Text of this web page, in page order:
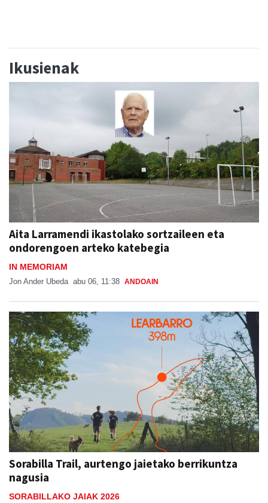
Ikusienak
Aita Larramendi ikastolako sortzaileen eta
ondorengoen arteko katebegia
IN MEMORIAM
Jon Ander Ubeda abu 06, 11:38 ANDOAIN
Sorabilla Trail, aurtengo jaietako berrikuntza
nagusia
SORABILLAKO JAIAK 2026